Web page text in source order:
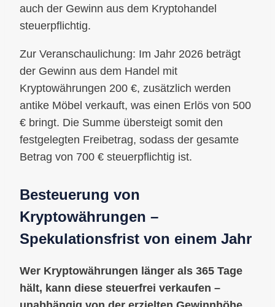
auch der Gewinn aus dem Kryptohandel
steuerpflichtig.
Zur Veranschaulichung: Im Jahr 2026 beträgt
der Gewinn aus dem Handel mit
Kryptowährungen 200 €, zusätzlich werden
antike Möbel verkauft, was einen Erlös von 500
€ bringt. Die Summe übersteigt somit den
festgelegten Freibetrag, sodass der gesamte
Betrag von 700 € steuerpflichtig ist.
Besteuerung von
Kryptowährungen –
Spekulationsfrist von einem Jahr
Wer Kryptowährungen länger als 365 Tage
hält, kann diese steuerfrei verkaufen –